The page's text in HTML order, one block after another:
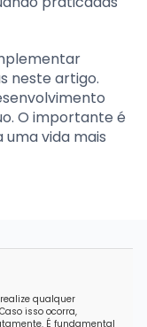
neste artigo.
O importante é
vida mais
qualquer
isso ocorra,
É fundamental